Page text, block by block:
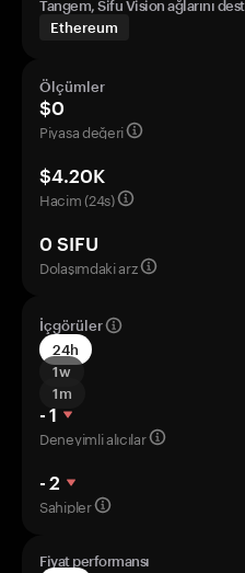
Tangem, Sifu Vision ağlarını
Ethereum
Ölçümler
$0
Piyasa değeri
$4.20K
Hacim (24s)
0 SIFU
Dolaşımdaki arz
İçgörüler
24h
1w
1m
- 1
Deneyimli alıcılar
- 2
Sahipler
Fiyat performansı